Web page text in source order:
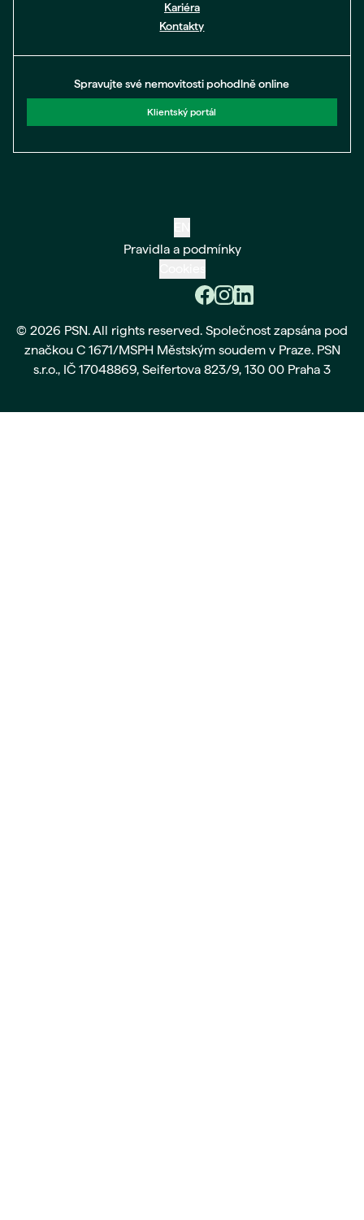
Kariéra
Kontakty
Spravujte své nemovitosti pohodlně online
Klientský portál
Pravidla a podmínky
© 2026 PSN. All rights reserved. Společnost zapsána pod
značkou C 1671/MSPH Městským soudem v Praze. PSN
s.r.o., IČ 17048869, Seifertova 823/9, 130 00 Praha 3